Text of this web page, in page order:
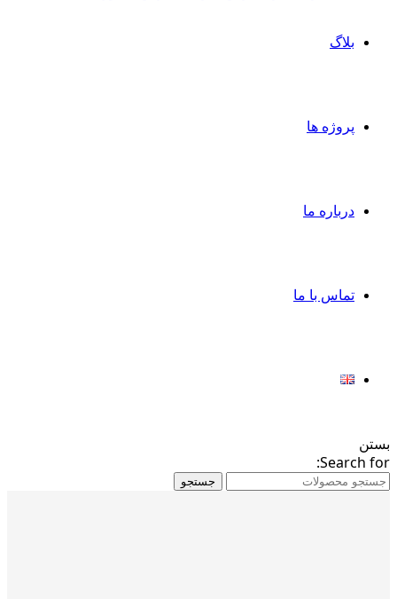
بلاگ
پروژه ها
درباره ما
تماس با ما
بستن
Search for:
جستجو